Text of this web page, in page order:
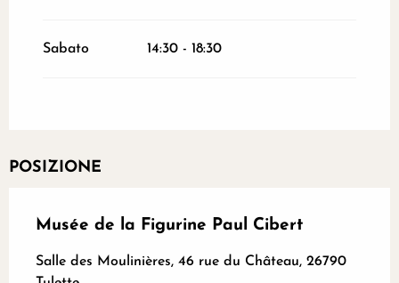
Sabato 14:30 - 18:30
POSIZIONE
Musée de la Figurine Paul Cibert
Salle des Moulinières, 46 rue du Château, 26790